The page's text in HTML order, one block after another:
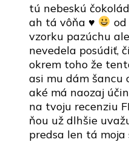
tú nebeskú
ah tá vôňa ♥
vzorku pazúchu
nevedela posúdiť,
okrem toho že
asi mu dám šancu
aké má naozaj
na tvoju recenziu
ňou už dlhšie
predsa len tá moja